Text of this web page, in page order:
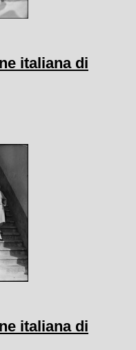
italiana di
italiana di